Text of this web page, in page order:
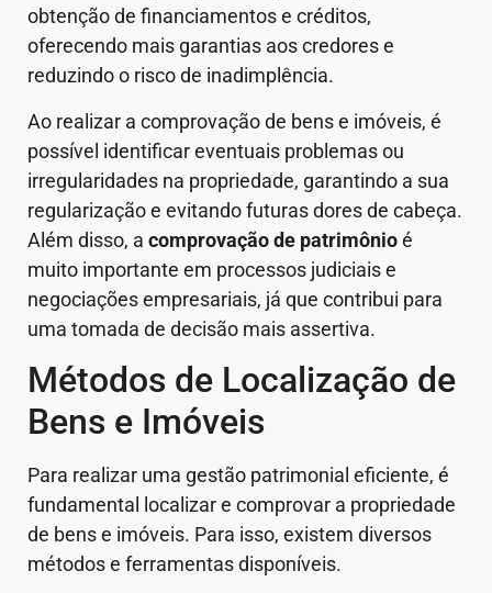
obtenção de financiamentos e créditos,
oferecendo mais garantias aos credores e
reduzindo o risco de inadimplência.
Ao realizar a comprovação de bens e imóveis, é
possível identificar eventuais problemas ou
irregularidades na propriedade, garantindo a sua
regularização e evitando futuras dores de cabeça.
Além disso, a comprovação de patrimônioé
muito importante em processos judiciais e
negociações empresariais, já que contribui para
uma tomada de decisão mais assertiva.
Métodos de Localização de
Bens e Imóveis
Para realizar uma gestão patrimonial eficiente, é
fundamental localizar e comprovar a propriedade
de bens e imóveis. Para isso, existem diversos
métodos e ferramentas disponíveis.